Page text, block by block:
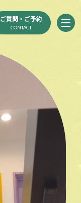
ご質問・ご予約
CONTACT